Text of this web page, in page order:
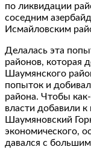
по ликвидации
соседним
Исмайловским
Делалась эта
районов, которая
Шаумянского
попыток и
района. Чтобы
власти добавили
Шаумяновский
экономического,
давался с